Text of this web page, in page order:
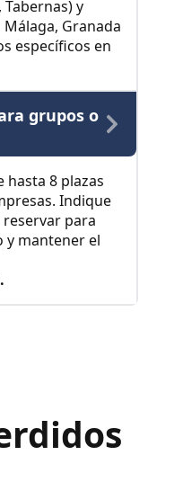
Tabernas) y
Granada
específicos en
grupos o
hasta 8 plazas
Indique
para
y mantener el